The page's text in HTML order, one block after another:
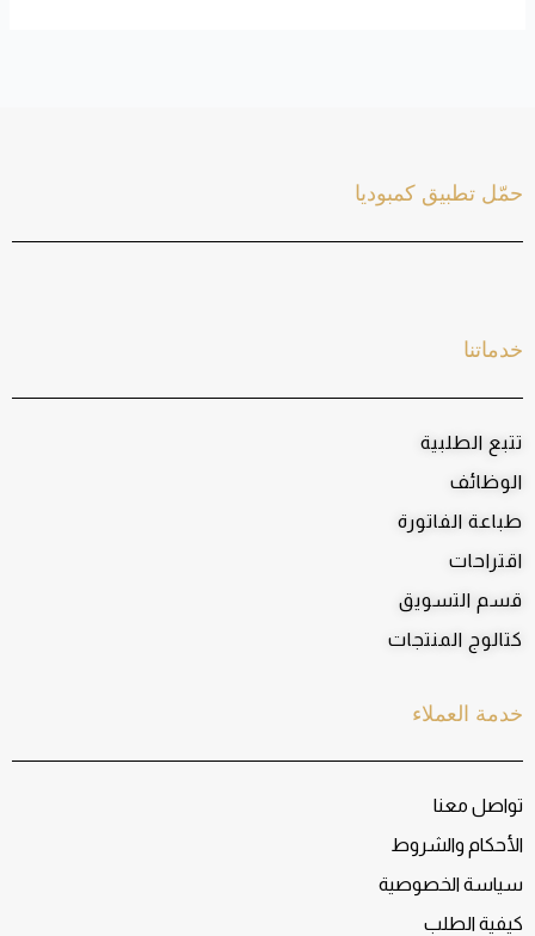
خدمة العملاء
تواصل معنا
الأحكام والشروط
سياسة الخصوصية
كيفية الطلب
خدماتنا
تتبع الطلبية
الوظائف
طباعة الفاتورة
اقتراحات
قسم التسويق
كتالوج المنتجات
حمّل تطبيق كمبوديا